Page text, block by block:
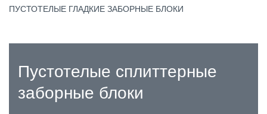
ПУСТОТЕЛЫЕ ГЛАДКИЕ ЗАБОРНЫЕ БЛОКИ
Пустотелые сплиттерные
заборные блоки